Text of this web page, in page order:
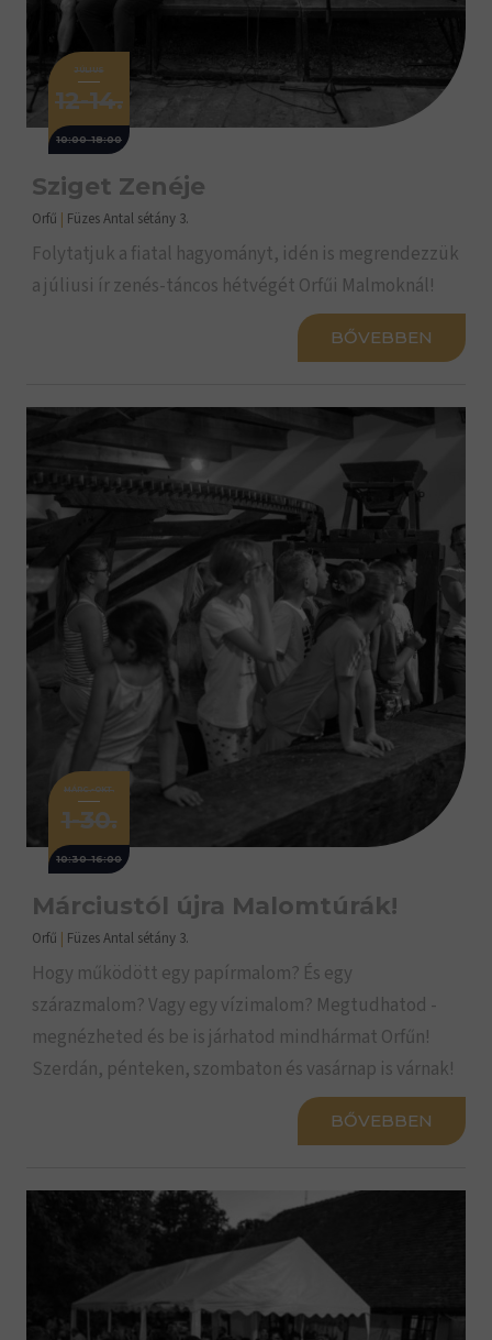
JÚLIUS
12-14.
10:00-18:00
Sziget Zenéje
Orfű | Füzes Antal sétány 3.
Folytatjuk a fiatal hagyományt, idén is megrendezzük
a júliusi ír zenés-táncos hétvégét Orfűi Malmoknál!
BŐVEBBEN
MÁRC.-OKT.
1-30.
10:30-16:00
Márciustól újra Malomtúrák!
Orfű | Füzes Antal sétány 3.
Hogy működött egy papírmalom? És egy
szárazmalom? Vagy egy vízimalom? Megtudhatod -
megnézheted és be is járhatod mindhármat Orfűn!
Szerdán, pénteken, szombaton és vasárnap is várnak!
BŐVEBBEN